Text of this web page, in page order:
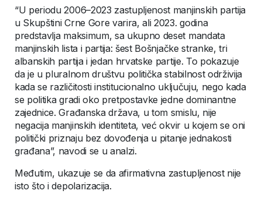
“U periodu 2006–2023 zastupljenost manjinskih partija
u Skupštini Crne Gore varira, ali 2023. godina
predstavlja maksimum, sa ukupno deset mandata
manjinskih lista i partija: šest Bošnjačke stranke, tri
albanskih partija i jedan hrvatske partije. To pokazuje
da je u pluralnom društvu politička stabilnost održivija
kada se različitosti institucionalno uključuju, nego kada
se politika gradi oko pretpostavke jedne dominantne
zajednice. Građanska država, u tom smislu, nije
negacija manjinskih identiteta, već okvir u kojem se oni
politički priznaju bez dovođenja u pitanje jednakosti
građana”, navodi se u analzi.
Međutim, ukazuje se da afirmativna zastupljenost nije
isto što i depolarizacija.